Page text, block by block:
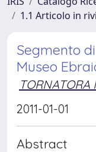
1.1 Articolo in
Segmento
Museo
TORNATORA
2011-01-01
Abstract